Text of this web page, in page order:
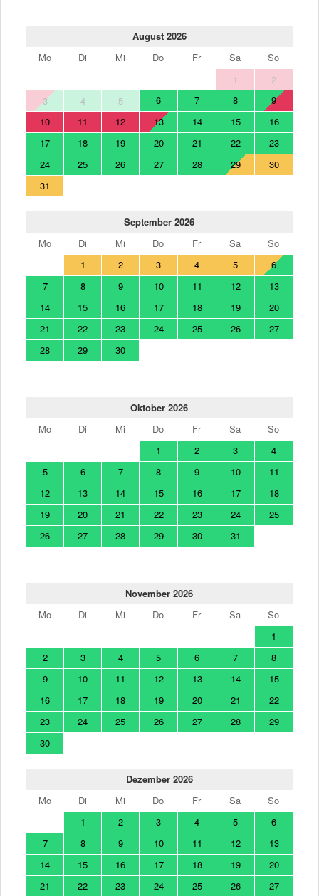
August 2026
Mo
Di Mi Do Fr Sa
So
1
2
3
4 5 6 7 8
9
10
11 12 13 14 15
16
17
18 19 20 21 22
23
24
25 26 27 28 29
30
31
September 2026
Mo
Di Mi Do Fr Sa
So
1
2 3 4 5
6
7
8 9 10 11 12
13
14
15 16 17 18 19
20
21
22 23 24 25 26
27
28
29 30
Oktober 2026
Mo
Di Mi Do Fr Sa
So
1
2 3
4
5
6 7 8 9 10
11
12
13 14 15 16 17
18
19
20 21 22 23 24
25
26
27 28 29 30 31
November 2026
Mo
Di Mi Do Fr Sa
So
1
2
3 4 5 6 7
8
9
10 11 12 13 14
15
16
17 18 19 20 21
22
23
24 25 26 27 28
29
30
Dezember 2026
Mo
Di Mi Do Fr Sa
So
1
2 3 4 5
6
7
8 9 10 11 12
13
14
15 16 17 18 19
20
21
22 23 24 25 26 27